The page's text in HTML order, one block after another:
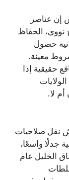
إن عناصر
نووي، الحفاظ
حصول
معينة.
حقيقية إذا
لا.
نقل صلاحيات
جدلًا واسعًا،
الخليل عام